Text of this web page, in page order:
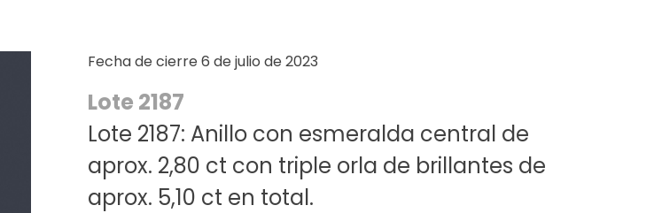
Fecha de cierre 6 de julio de 2023
Lote 2187
Lote 2187: Anillo con esmeralda central de
aprox. 2,80 ct con triple orla de brillantes de
aprox. 5,10 ct en total.